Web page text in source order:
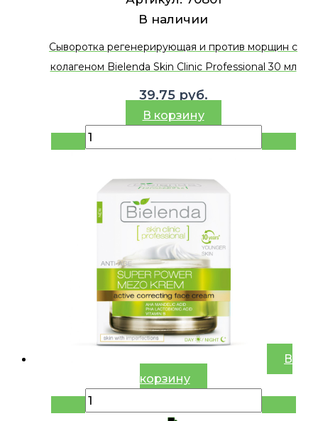
В наличии
Сыворотка регенерирующая и против морщин с
колагеном Bielenda Skin Clinic Professional 30 мл
39.75 руб.
В корзину
В
корзину